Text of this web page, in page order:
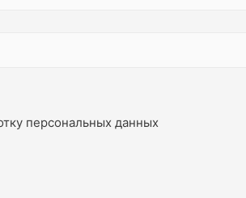
персональных данных